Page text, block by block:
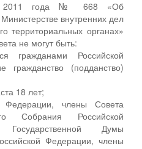
2011 года № 668 «Об
внутренних дел
территориальных органах»
не могут быть:
Российской
(подданство)
18 лет;
Федерации, члены Совета
Собрания Российской
Думы
Федерации, члены